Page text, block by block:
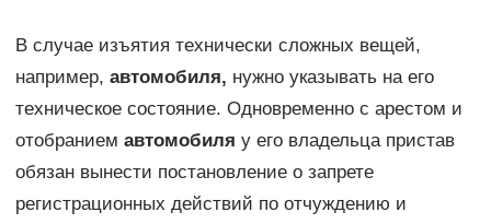
В случае изъятия технически сложных вещей,
например, автомобиля, нужно указывать на его
техническое состояние. Одновременно с арестом и
отобранием автомобиля у его владельца пристав
обязан вынести постановление о запрете
регистрационных действий по отчуждению и